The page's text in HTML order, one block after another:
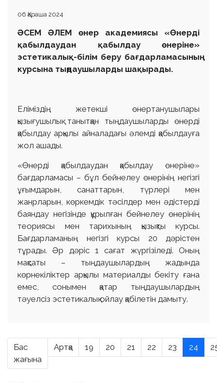
06 Қараша 2024
ӘСЕМ ӘЛЕМ өнер академиясы «Өнерді
қабылдаудан қабылдау өнеріне»
эстетикалық-білім беру бағдарламасының
курсына тыңдаушыларды шақырады.
Еліміздің жетекші өнертанушылары
қызығушылық танытқан тыңдаушыларды өнерді
қабылдау арқылы айналадағы әлемді қабылдауға
жол ашады.
«Өнерді қабылдаудан қабылдау өнеріне»
бағдарламасы – бұл бейнелеу өнерінің негізгі
ұғымдарын, санаттарын, түрлері мен
жанрларын, көркемдік тәсілдер мен әдістерді
баяндау негізінде құрылған бейнелеу өнерінің
теориясы мен тарихының қызықты курсы.
Бағдарламаның негізгі курсы 20 дәрістен
тұрады. Әр дәріс 1 сағат жүргізіледі. Оның
мақсаты – тыңдаушылардың жадында
көрнекіліктер арқылы материалды бекіту ғана
емес, сонымен қатар тыңдаушылардың
тәуелсіз эстетикалық ойлау қабілетін дамыту.
Бас
жағына
Артқа 19 20 21 22 23 24